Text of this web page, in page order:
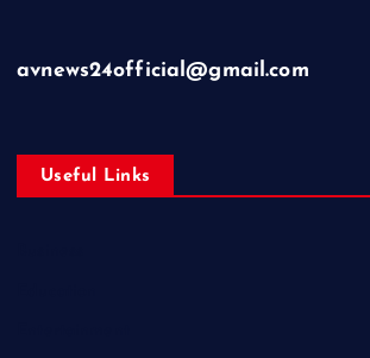
avnews24official@gmail.com
Useful Links